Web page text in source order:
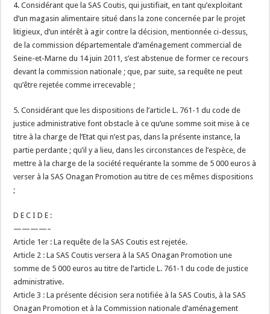
4. Considérant que la SAS Coutis, qui justifiait, en tant qu’exploitant
d’un magasin alimentaire situé dans la zone concernée par le projet
litigieux, d’un intérêt à agir contre la décision, mentionnée ci-dessus,
de la commission départementale d’aménagement commercial de
Seine-et-Marne du 14 juin 2011, s’est abstenue de former ce recours
devant la commission nationale ; que, par suite, sa requête ne peut
qu’être rejetée comme irrecevable ;
5. Considérant que les dispositions de l’article L. 761-1 du code de
justice administrative font obstacle à ce qu’une somme soit mise à ce
titre à la charge de l’Etat qui n’est pas, dans la présente instance, la
partie perdante ; qu’il y a lieu, dans les circonstances de l’espèce, de
mettre à la charge de la société requérante la somme de 5 000 euros à
verser à la SAS Onagan Promotion au titre de ces mêmes dispositions
;
D E C I D E :
————–
Article 1er : La requête de la SAS Coutis est rejetée.
Article 2 : La SAS Coutis versera à la SAS Onagan Promotion une
somme de 5 000 euros au titre de l’article L. 761-1 du code de justice
administrative.
Article 3 : La présente décision sera notifiée à la SAS Coutis, à la SAS
Onagan Promotion et à la Commission nationale d’aménagement